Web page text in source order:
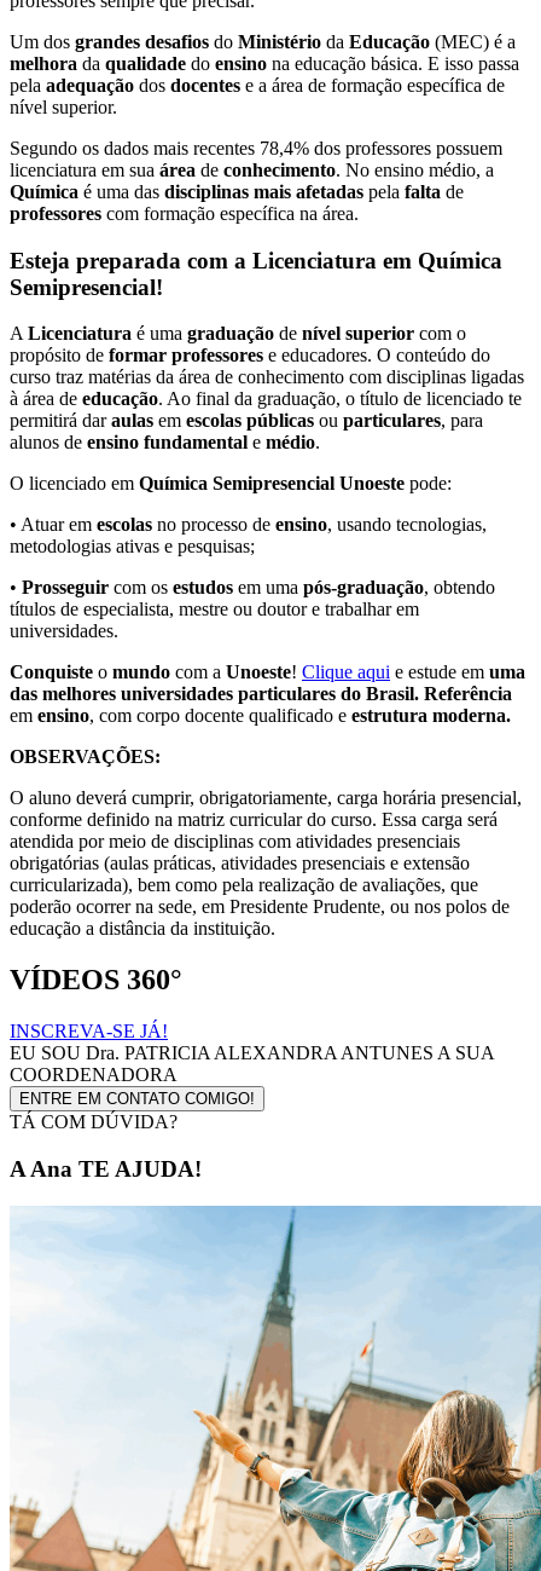
Um dos grandes desafios do Ministério da Educação (MEC) é a
melhora da qualidade do ensino na educação básica. E isso passa
pela adequação dos docentes e a área de formação específica de
nível superior.
Segundo os dados mais recentes 78,4% dos professores possuem
licenciatura em sua área de conhecimento. No ensino médio, a
Química é uma das disciplinas mais afetadas pela falta de
professores com formação específica na área.
Esteja preparada com a Licenciatura em Química
Semipresencial!
ALicenciatura é uma graduação de nível superior com o
propósito de formar professores e educadores. O conteúdo do
curso traz matérias da área de conhecimento com disciplinas ligadas
à área de educação. Ao final da graduação, o título de licenciado te
permitirá daraulas em escolas públicas ou particulares, para
alunos de ensino fundamental e médio.
O licenciado em Química Semipresencial Unoeste pode:
• Atuar em escolas no processo de ensino, usando tecnologias,
metodologias ativas e pesquisas;
• Prosseguir com os estudos em uma pós-graduação, obtendo
títulos de especialista, mestre ou doutor e trabalhar em
universidades.
Conquiste o mundo com a Unoeste! Clique aqui e estude em uma
das melhores universidades particulares do Brasil. Referência
em ensino, com corpo docente qualificado e estrutura moderna.
OBSERVAÇÕES:
O aluno deverá cumprir, obrigatoriamente, carga horária presencial,
conforme definido na matriz curricular do curso. Essa carga será
atendida por meio de disciplinas com atividades presenciais
obrigatórias (aulas práticas, atividades presenciais e extensão
curricularizada), bem como pela realização de avaliações, que
poderão ocorrer na sede, em Presidente Prudente, ou nos polos de
educação a distância da instituição.
VÍDEOS 360°
INSCREVA-SE JÁ!
EU SOU Dra. PATRICIA ALEXANDRA ANTUNES A SUA
COORDENADORA
ENTRE EM CONTATO COMIGO!
TÁ COM DÚVIDA?
A Ana TE AJUDA!